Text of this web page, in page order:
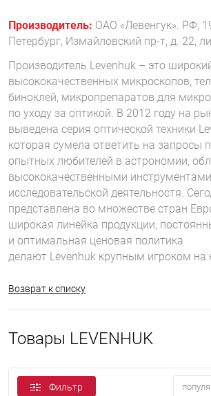
Производитель: ОАО «Левенгук». РФ,
Петербург, Измайловский пр-т, д. 22,
Производитель Levenhuk – это
высококачественных микроскопов,
биноклей, микропрепаратов для
по уходу за оптикой. В 2012 году на
выведена серия оптической техники
которая сумела ответить на запросы
опытных любителей в астрономии,
высококачественными
исследовательской деятельностя.
представлена во множестве стран
широкая линейка продукции,
и оптимальная ценовая политика
делают Levenhuk крупным игроком на
Возврат к списку
Товары LEVENHUK
Фильтр